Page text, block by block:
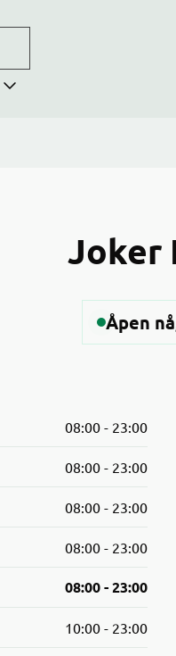
Joker
Åpen
08:00 - 23:00
08:00 - 23:00
08:00 - 23:00
08:00 - 23:00
08:00 - 23:00
10:00 - 23:00